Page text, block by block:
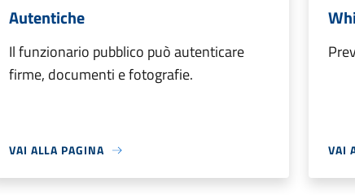
Autentiche
Il funzionario pubblico può autenticare
firme, documenti e fotografie.
VAI ALLA PAGINA VAI